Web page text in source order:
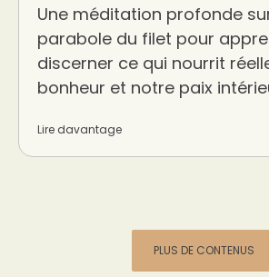
Une méditation profonde
parabole du filet pour
discerner ce qui nourrit
bonheur et notre paix
Lire davantage
PLUS DE CONTENUS